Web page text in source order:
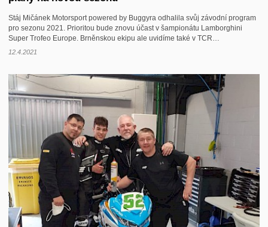
Stáj Mičánek Motorsport powered by Buggyra odhalila svůj závodní program
pro sezonu 2021. Prioritou bude znovu účast v šampionátu Lamborghini
Super Trofeo Europe. Brněnskou ekipu ale uvidíme také v TCR…
12.4.2021